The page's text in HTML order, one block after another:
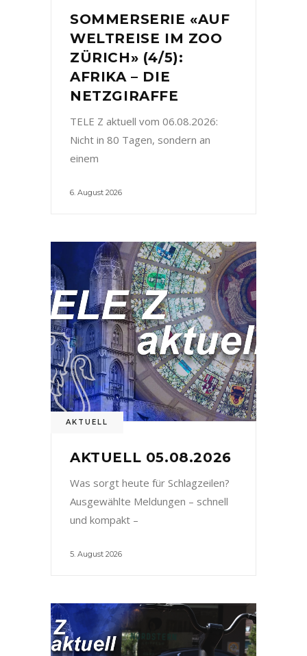
SOMMERSERIE «AUF
WELTREISE IM ZOO
ZÜRICH» (4/5):
AFRIKA – DIE
NETZGIRAFFE
TELE Z aktuell vom 06.08.2026:
Nicht in 80 Tagen, sondern an
einem
6. August 2026
AKTUELL
AKTUELL 05.08.2026
Was sorgt heute für Schlagzeilen?
Ausgewählte Meldungen – schnell
und kompakt –
5. August 2026